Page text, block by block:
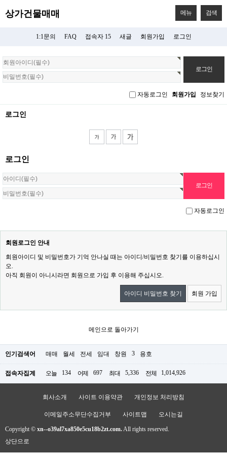
상가건물매매 메뉴 검색
1:1문의 FAQ 접속자 15 새글 회원가입 로그인
회
원
로
자동로그인 회원가입 정보찾기
로그인
로그인
자동로그인
회원로그인 안내
회원아이디 및 비밀번호가 기억 안나실 때는 아이디/비밀번호 찾기를 이용하십시
오.
아직 회원이 아니시라면 회원으로 가입 후 이용해 주십시오.
아이디 비밀번호 찾기 회원 가입
메인으로 돌아가기
인기검색어 매매 월세 전세 임대 창원 3 용호
접속자집계 오늘 134 어제 697 최대 5,336 전체 1,014,926
회사소개 사이트 이용약관 개인정보 처리방침
이메일주소무단수집거부 사이트맵 오시는길
Copyright © xn--o39al7xa850e5cu18b2zt.com.All rights reserved.
상단으로